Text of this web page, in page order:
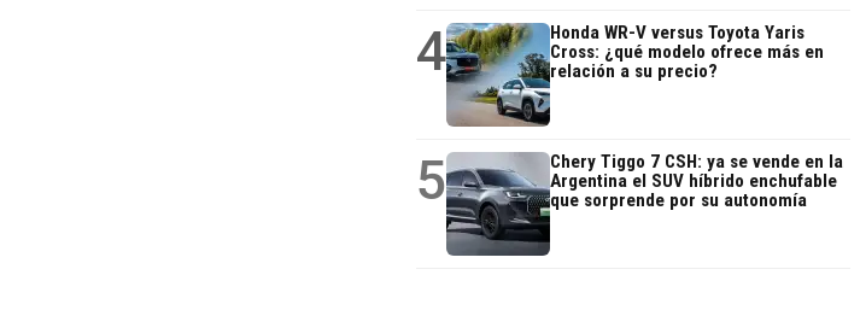
4
Honda WR-V versus Toyota Yaris
Cross: ¿qué modelo ofrece más en
relación a su precio?
5
Chery Tiggo 7 CSH: ya se vende en la
Argentina el SUV híbrido enchufable
que sorprende por su autonomía